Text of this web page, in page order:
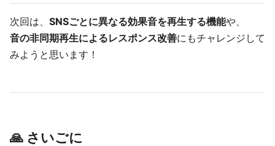
次回は、 SNSごとに異なる効果音を再生する機能や、
音の非同期再生によるレスポンス改善にもチャレンジして
みようと思います！
🙏 さいごに